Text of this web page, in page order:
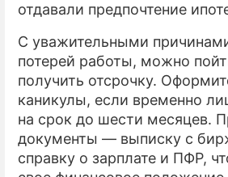
отдавали предпочтение
С уважительными
потерей работы, можно
получить отсрочку.
каникулы, если временно
на срок до шести месяцев.
документы — выписку с
справку о зарплате и ПФР,